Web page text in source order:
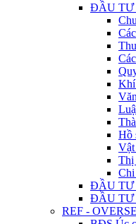
ĐẦU TƯ
Khí
Hồ
Vật
Thị
Chi
ĐẦU TƯ
ĐẦU TƯ
REF -